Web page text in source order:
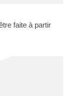
faite à partir